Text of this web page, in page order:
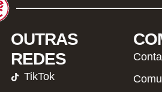
OUTRAS
REDES
TikTok